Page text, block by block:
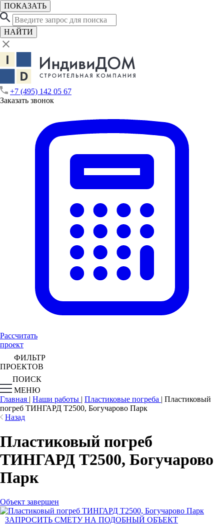
ПОКАЗАТЬ
НАЙТИ
+7 (495) 142 05 67
Заказать звонок
Рассчитать
проект
ФИЛЬТР
ПРОЕКТОВ
ПОИСК
МЕНЮ
Главная | Наши работы | Пластиковые погреба | Пластиковый
погреб ТИНГАРД Т2500, Богучарово Парк
Назад
Пластиковый погреб
ТИНГАРД Т2500, Богучарово
Парк
Объект завершен
ЗАПРОСИТЬ СМЕТУ НА ПОДОБНЫЙ ОБЪЕКТ